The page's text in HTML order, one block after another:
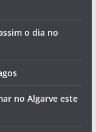
o dia no
no Algarve este